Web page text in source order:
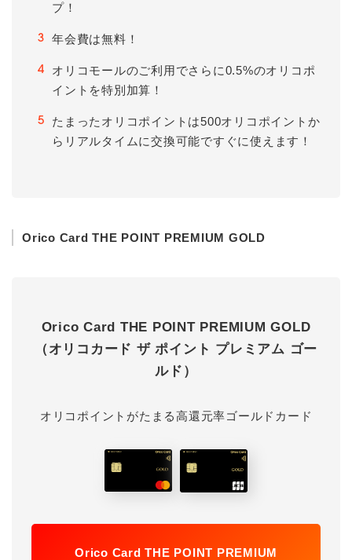
プ！
3 年会費は無料！
4
オリコモールのご利用でさらに0.5%のオリコポ
イントを特別加算！
5
たまったオリコポイントは500オリコポイントか
らリアルタイムに交換可能ですぐに使えます！
Orico Card THE POINT PREMIUM GOLD
Orico Card THE POINT PREMIUM GOLD
（オリコカード ザ ポイント プレミアム ゴー
ルド）
オリコポイントがたまる高還元率ゴールドカード
Orico Card THE POINT PREMIUM